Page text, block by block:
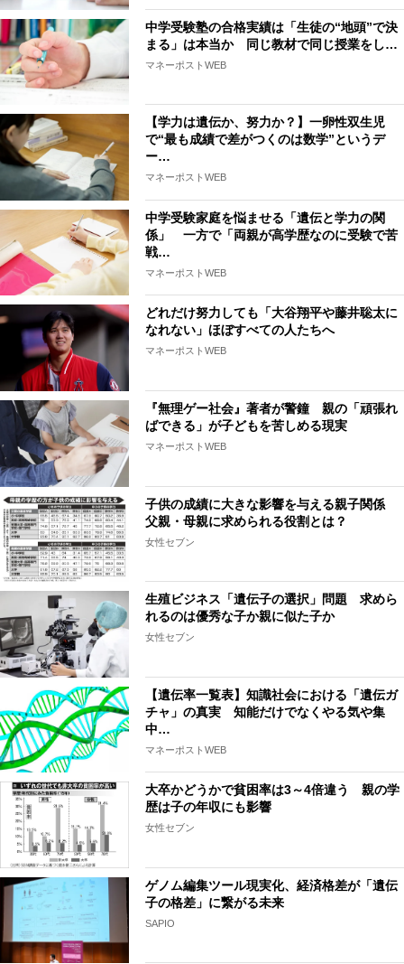
中学受験塾の合格実績は「生徒の“地頭”で決
まる」は本当か 同じ教材で同じ授業をし…
マネーポストWEB
【学力は遺伝か、努力か？】一卵性双生児
で“最も成績で差がつくのは数学”というデ
ー…
マネーポストWEB
中学受験家庭を悩ませる「遺伝と学力の関
係」 一方で「両親が高学歴なのに受験で苦
戦…
マネーポストWEB
どれだけ努力しても「大谷翔平や藤井聡太に
なれない」ほぼすべての人たちへ
マネーポストWEB
『無理ゲー社会』著者が警鐘 親の「頑張れ
ばできる」が子どもを苦しめる現実
マネーポストWEB
子供の成績に大きな影響を与える親子関係
父親・母親に求められる役割とは？
女性セブン
生殖ビジネス「遺伝子の選択」問題 求めら
れるのは優秀な子か親に似た子か
女性セブン
【遺伝率一覧表】知識社会における「遺伝ガ
チャ」の真実 知能だけでなくやる気や集
中…
マネーポストWEB
大卒かどうかで貧困率は3～4倍違う 親の学
歴は子の年収にも影響
女性セブン
ゲノム編集ツール現実化、経済格差が「遺伝
子の格差」に繋がる未来
SAPIO